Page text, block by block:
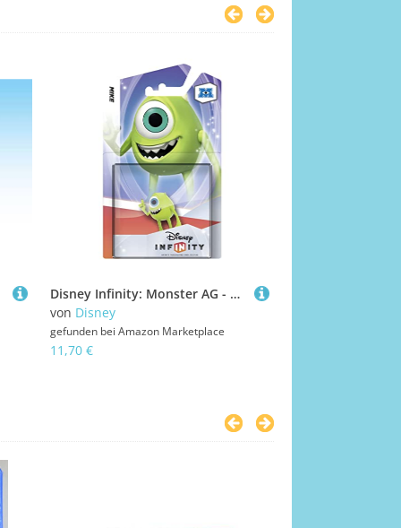
Disney Infinity: Monster AG - Mike Figur 1-Pack
von Disney
gefunden bei Amazon Marketplace
11,70 €